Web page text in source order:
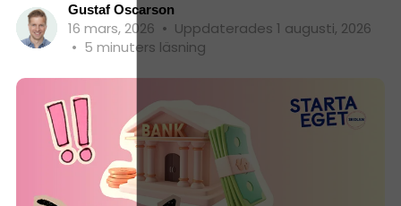
Gustaf Oscarson
16 mars, 2026 • Uppdaterades 1 augusti, 2026
• 5 minuters läsning